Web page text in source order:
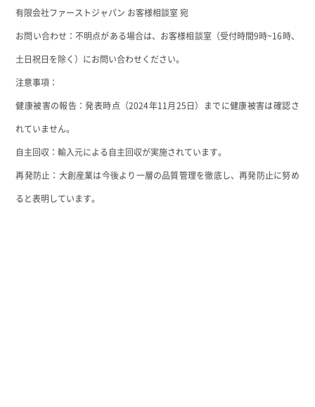
有限会社ファーストジャパン お客様相談室 宛
お問い合わせ ：不明点がある場合は、お客様相談室（受付時間9時~16時、
土日祝日を除く）にお問い合わせください。
注意事項：
健康被害の報告：発表時点（2024年11月25日）までに健康被害は確認さ
れていません。
自主回収：輸入元による自主回収が実施されています。
再発防止：大創産業は今後より一層の品質管理を徹底し、再発防止に努め
ると表明しています。